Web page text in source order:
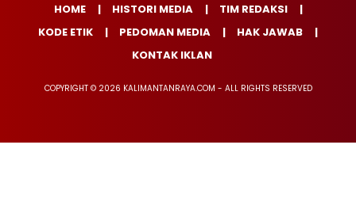
HOME HISTORI MEDIA
TIM REDAKSI
KODE ETIK
PEDOMAN MEDIA
HAK JAWAB
KONTAK IKLAN
COPYRIGHT © 2026 KALIMANTANRAYA.COM - ALL RIGHTS RESERVED